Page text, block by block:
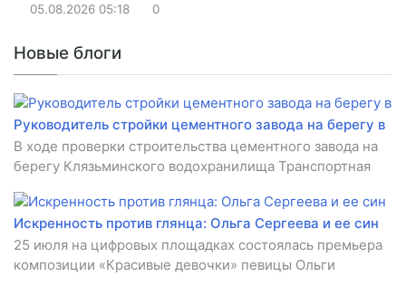
05.08.2026 05:18 0
Новые блоги
Руководитель стройки цементного завода на берегу в
В ходе проверки строительства цементного завода на
берегу Клязьминского водохранилища Транспортная
Искренность против глянца: Ольга Сергеева и ее син
25 июля на цифровых площадках состоялась премьера
композиции «Красивые девочки» певицы Ольги